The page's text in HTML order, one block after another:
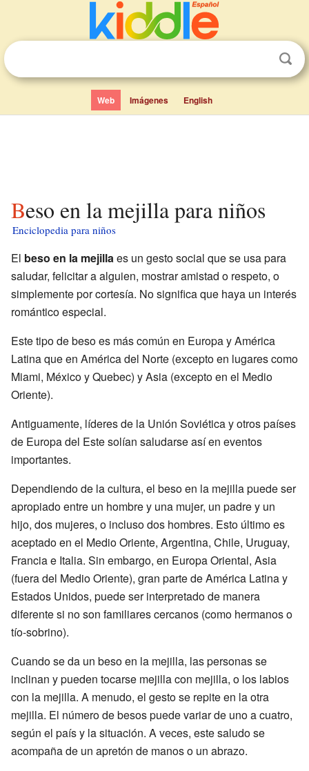
Web Imágenes English
Beso en la mejilla para niños
Enciclopedia para niños
El beso en la mejillaes un gesto social que se usa para
saludar, felicitar a alguien, mostrar amistad o respeto, o
simplemente por cortesía. No significa que haya un interés
romántico especial.
Este tipo de beso es más común en Europa y América
Latina que en América del Norte (excepto en lugares como
Miami, México y Quebec) y Asia (excepto en el Medio
Oriente).
Antiguamente, líderes de la Unión Soviética y otros países
de Europa del Este solían saludarse así en eventos
importantes.
Dependiendo de la cultura, el beso en la mejilla puede ser
apropiado entre un hombre y una mujer, un padre y un
hijo, dos mujeres, o incluso dos hombres. Esto último es
aceptado en el Medio Oriente, Argentina, Chile, Uruguay,
Francia e Italia. Sin embargo, en Europa Oriental, Asia
(fuera del Medio Oriente), gran parte de América Latina y
Estados Unidos, puede ser interpretado de manera
diferente si no son familiares cercanos (como hermanos o
tío-sobrino).
Cuando se da un beso en la mejilla, las personas se
inclinan y pueden tocarse mejilla con mejilla, o los labios
con la mejilla. A menudo, el gesto se repite en la otra
mejilla. El número de besos puede variar de uno a cuatro,
según el país y la situación. A veces, este saludo se
acompaña de un apretón de manos o un abrazo.